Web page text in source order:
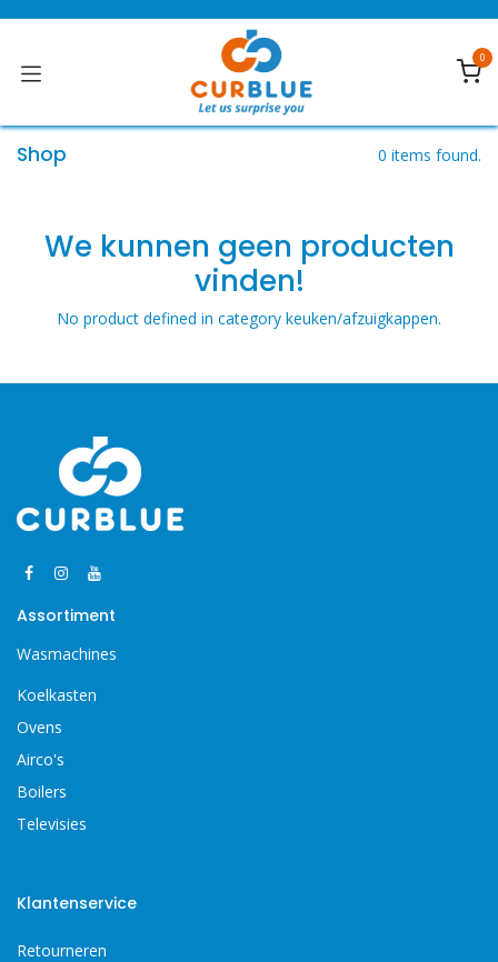
0
Shop 0 items found.
We kunnen geen producten
vinden!
No product defined in category keuken/afzuigkappen.
Assortiment
Wasmachines
Koelkasten
Ovens
Airco's
Boilers
Televisies
Klantenservice
Retourneren